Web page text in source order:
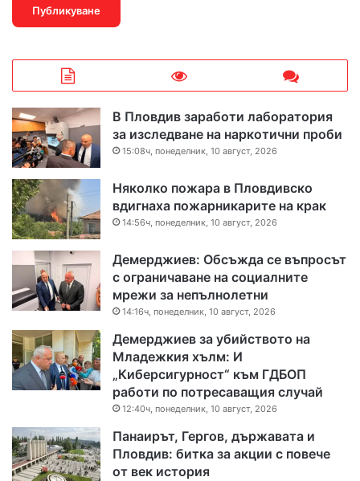
В Пловдив заработи лаборатория
за изследване на наркотични проби
15:08ч, понеделник, 10 август, 2026
Няколко пожара в Пловдивско
вдигнаха пожарникарите на крак
14:56ч, понеделник, 10 август, 2026
Демерджиев: Обсъжда се въпросът
с ограничаване на социалните
мрежи за непълнолетни
14:16ч, понеделник, 10 август, 2026
Демерджиев за убийството на
Младежкия хълм: И
„Киберсигурност“ към ГДБОП
работи по потресаващия случай
12:40ч, понеделник, 10 август, 2026
Панаирът, Гергов, държавата и
Пловдив: битка за акции с повече
от век история